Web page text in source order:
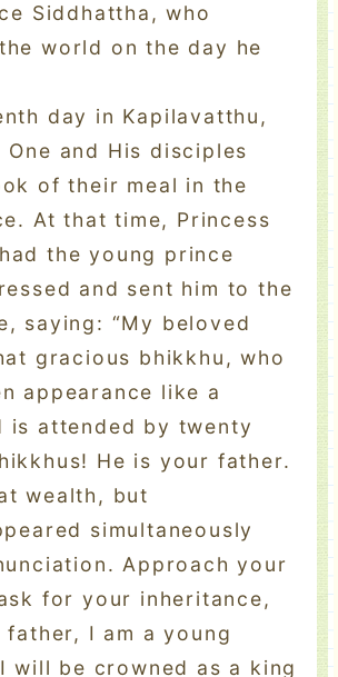
Siddhattha, who
world on the day he
day in Kapilavatthu,
One and His disciples
of their meal in the
At that time, Princess
the young prince
and sent him to the
saying: “My beloved
gracious bhikkhu, who
appearance like a
is attended by twenty
He is your father.
wealth, but
simultaneously
Approach your
for your inheritance,
father, I am a young
will be crowned as a king